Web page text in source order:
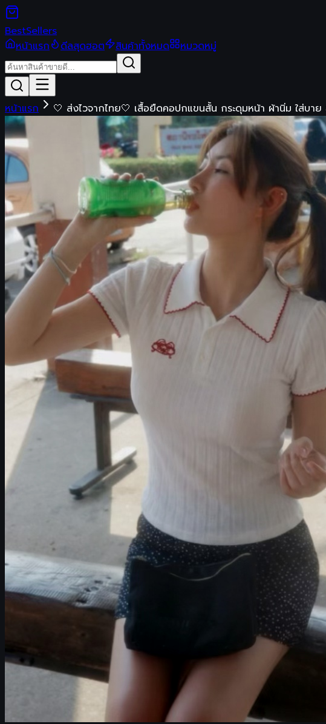
BestSellers
หน้าแรก
ดีลสุดฮอต สินค้าทั้งหมด หมวดหมู่
หน้าแรก 🤍 ส่งไวจากไทย🤍 เสื้อยืดคอปกแขนสั้น กระดุมหน้า ผ้านิ่ม ใส่บา